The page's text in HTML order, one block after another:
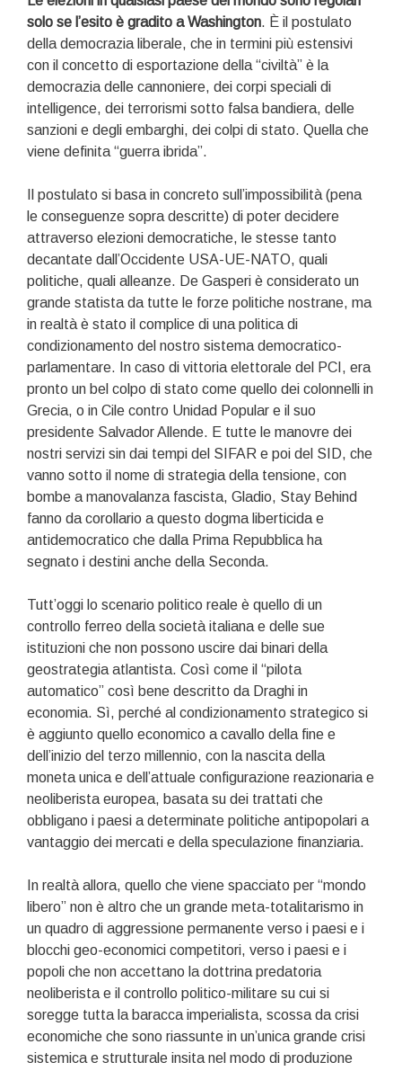
solo se l’esito è gradito a Washington. È il postulato
della democrazia liberale, che in termini più estensivi
con il concetto di esportazione della “civiltà” è la
democrazia delle cannoniere, dei corpi speciali di
intelligence, dei terrorismi sotto falsa bandiera, delle
sanzioni e degli embarghi, dei colpi di stato. Quella che
viene definita “guerra ibrida”.
Il postulato si basa in concreto sull’impossibilità (pena
le conseguenze sopra descritte) di poter decidere
attraverso elezioni democratiche, le stesse tanto
decantate dall’Occidente USA-UE-NATO, quali
politiche, quali alleanze. De Gasperi è considerato un
grande statista da tutte le forze politiche nostrane, ma
in realtà è stato il complice di una politica di
condizionamento del nostro sistema democratico-
parlamentare. In caso di vittoria elettorale del PCI, era
pronto un bel colpo di stato come quello dei colonnelli in
Grecia, o in Cile contro Unidad Popular e il suo
presidente Salvador Allende. E tutte le manovre dei
nostri servizi sin dai tempi del SIFAR e poi del SID, che
vanno sotto il nome di strategia della tensione, con
bombe a manovalanza fascista, Gladio, Stay Behind
fanno da corollario a questo dogma liberticida e
antidemocratico che dalla Prima Repubblica ha
segnato i destini anche della Seconda.
Tutt’oggi lo scenario politico reale è quello di un
controllo ferreo della società italiana e delle sue
istituzioni che non possono uscire dai binari della
geostrategia atlantista. Così come il “pilota
automatico” così bene descritto da Draghi in
economia. Sì, perché al condizionamento strategico si
è aggiunto quello economico a cavallo della fine e
dell’inizio del terzo millennio, con la nascita della
moneta unica e dell’attuale configurazione reazionaria e
neoliberista europea, basata su dei trattati che
obbligano i paesi a determinate politiche antipopolari a
vantaggio dei mercati e della speculazione finanziaria.
In realtà allora, quello che viene spacciato per “mondo
libero” non è altro che un grande meta-totalitarismo in
un quadro di aggressione permanente verso i paesi e i
blocchi geo-economici competitori, verso i paesi e i
popoli che non accettano la dottrina predatoria
neoliberista e il controllo politico-militare su cui si
soregge tutta la baracca imperialista, scossa da crisi
economiche che sono riassunte in un’unica grande crisi
sistemica e strutturale insita nel modo di produzione